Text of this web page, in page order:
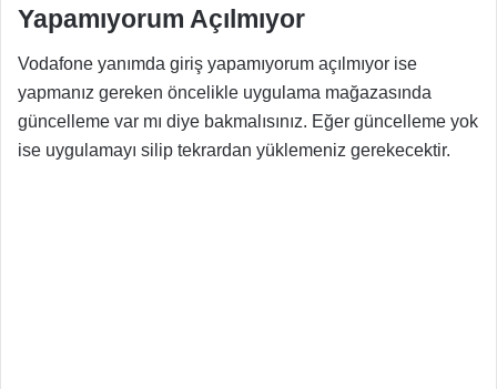
Yapamıyorum Açılmıyor
Vodafone yanımda giriş yapamıyorum açılmıyor ise
yapmanız gereken öncelikle uygulama mağazasında
güncelleme var mı diye bakmalısınız. Eğer güncelleme yok
ise uygulamayı silip tekrardan yüklemeniz gerekecektir.